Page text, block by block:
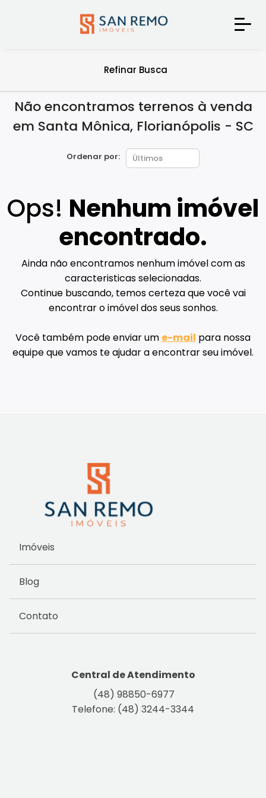
Refinar Busca
Não encontramos terrenos à venda
em Santa Mônica, Florianópolis - SC
Ordenar por:
Ops! Nenhum imóvel
encontrado.
Ainda não encontramos nenhum imóvel com as
caracteristicas selecionadas.
Continue buscando, temos certeza que você vai
encontrar o imóvel dos seus sonhos.
Você também pode enviar um e-mail para nossa
equipe que vamos te ajudar a encontrar seu imóvel.
Imóveis
Blog
Contato
Central de Atendimento
(48) 98850-6977
Telefone: (48) 3244-3344